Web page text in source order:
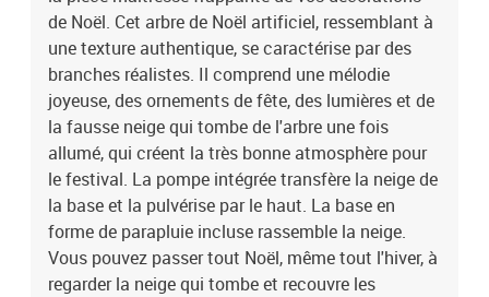
de Noël. Cet arbre de Noël artificiel, ressemblant à
une texture authentique, se caractérise par des
branches réalistes. Il comprend une mélodie
joyeuse, des ornements de fête, des lumières et de
la fausse neige qui tombe de l'arbre une fois
allumé, qui créent la très bonne atmosphère pour
le festival. La pompe intégrée transfère la neige de
la base et la pulvérise par le haut. La base en
forme de parapluie incluse rassemble la neige.
Vous pouvez passer tout Noël, même tout l'hiver, à
regarder la neige qui tombe et recouvre les